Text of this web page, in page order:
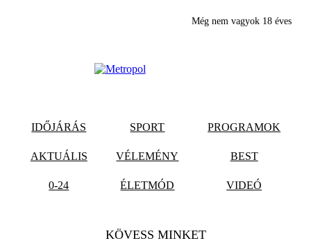
Még nem vagyok 18 éves
IDŐJÁRÁS SPORT PROGRAMOK
AKTUÁLIS VÉLEMÉNY BEST
0-24 ÉLETMÓD VIDEÓ
KÖVESS MINKET